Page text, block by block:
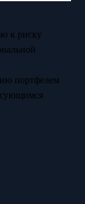
к риску
портфелем